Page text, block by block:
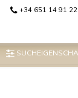
+34 651 14 91 22